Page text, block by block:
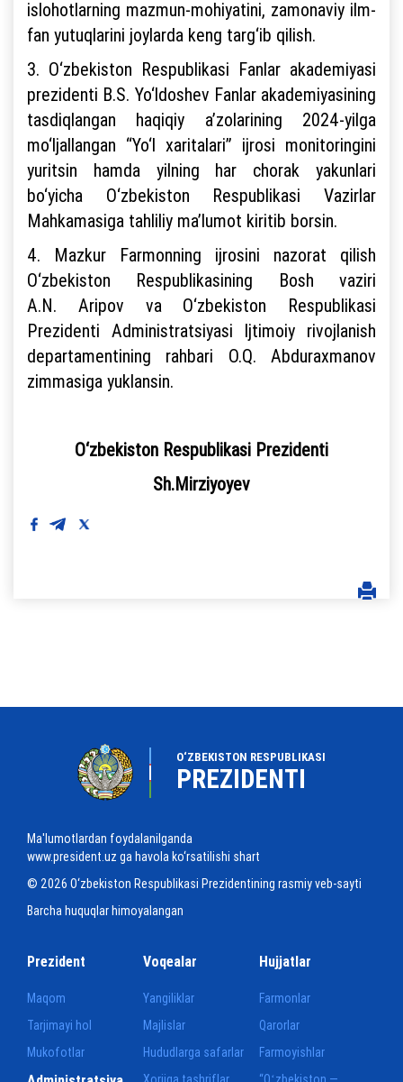
islohotlarning mazmun-mohiyatini, zamonaviy ilm-
fan yutuqlarini joylarda keng targ‘ib qilish.
3. O‘zbekiston Respublikasi Fanlar akademiyasi
prezidenti B.S. Yo‘ldoshev Fanlar akademiyasining
tasdiqlangan haqiqiy a’zolarining 2024-yilga
mo‘ljallangan “Yo‘l xaritalari” ijrosi monitoringini
yuritsin hamda yilning har chorak yakunlari
bo‘yicha O‘zbekiston Respublikasi Vazirlar
Mahkamasiga tahliliy ma’lumot kiritib borsin.
4. Mazkur Farmonning ijrosini nazorat qilish
O‘zbekiston Respublikasining Bosh vaziri
A.N. Aripov va O‘zbekiston Respublikasi
Prezidenti Administratsiyasi Ijtimoiy rivojlanish
departamentining rahbari O.Q. Abduraxmanov
zimmasiga yuklansin.
O‘zbekiston Respublikasi Prezidenti
Sh.Mirziyoyev
O‘ZBEKISTON RESPUBLIKASI
PREZIDENTI
Ma'lumotlardan foydalanilganda
www.president.uz ga havola ko‘rsatilishi shart
© 2026 O‘zbekiston Respublikasi Prezidentining rasmiy veb-sayti
Barcha huquqlar himoyalangan
Prezident
Maqom
Tarjimayi hol
Mukofotlar
Voqealar
Yangiliklar
Majlislar
Hududlarga safarlar
Hujjatlar
Farmonlar
Qarorlar
Farmoyishlar